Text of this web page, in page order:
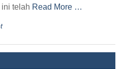
telah Read More …